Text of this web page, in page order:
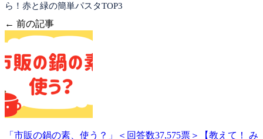
ら！赤と緑の簡単パスタTOP3
← 前の記事
「市販の鍋の素、使う？」＜回答数37,575票＞【教えて！ み